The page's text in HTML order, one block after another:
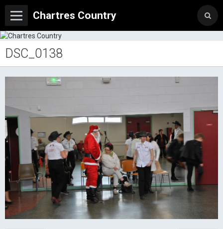
Chartres Country
DSC_0138